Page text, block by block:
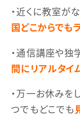
・近くに教室が
国どこからでも
・通信講座や独
間にリアルタイ
・万一お休みを
つでもどこでも